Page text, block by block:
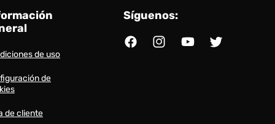
de uso
de
de cliente
Síguenos:
FacebookInstagramYouTubeTwitter